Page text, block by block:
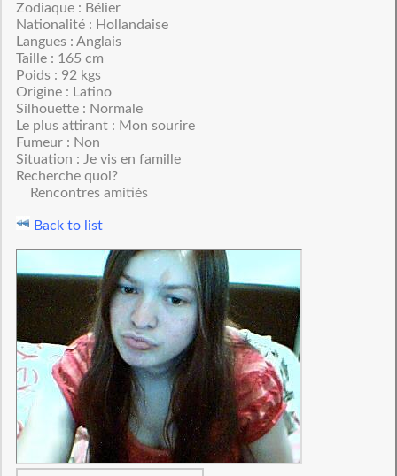
Zodiaque : Bélier
Nationalité : Hollandaise
Langues : Anglais
Taille : 165 cm
Poids : 92 kgs
Origine : Latino
Silhouette : Normale
Le plus attirant : Mon sourire
Fumeur : Non
Situation : Je vis en famille
Recherche quoi?
Rencontres amitiés
Back to list